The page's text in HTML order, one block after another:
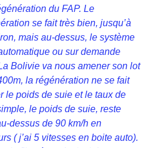
du FAP. Le
se fait très bien, jusqu’à
mais au-dessus, le système
ou sur demande
Bolivie va nous amener son lot
la régénération ne se fait
le poids de suie et le taux de
le poids de suie, reste
dessus de 90 km/h en
( j’ai 5 vitesses en boite auto).